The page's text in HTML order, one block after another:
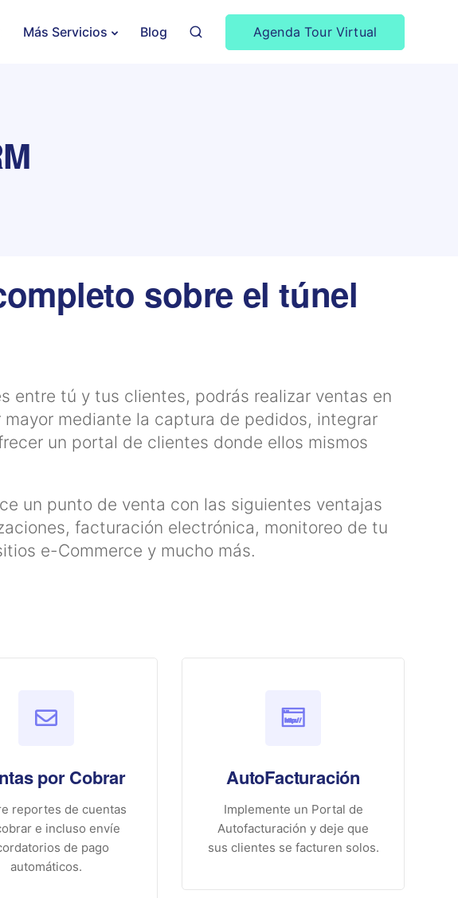
Más Servicios Blog Agenda Tour Virtual
sobre el túnel
entre tú y tus clientes, podrás realizar ventas en
mediante la captura de pedidos, integrar
un portal de clientes donde ellos mismos
un punto de venta con las siguientes ventajas
facturación electrónica, monitoreo de tu
e-Commerce y mucho más.
por Cobrar
reportes de cuentas
e incluso envíe
de pago
automáticos.
AutoFacturación
Implemente un Portal de
Autofacturación y deje que
sus clientes se facturen solos.